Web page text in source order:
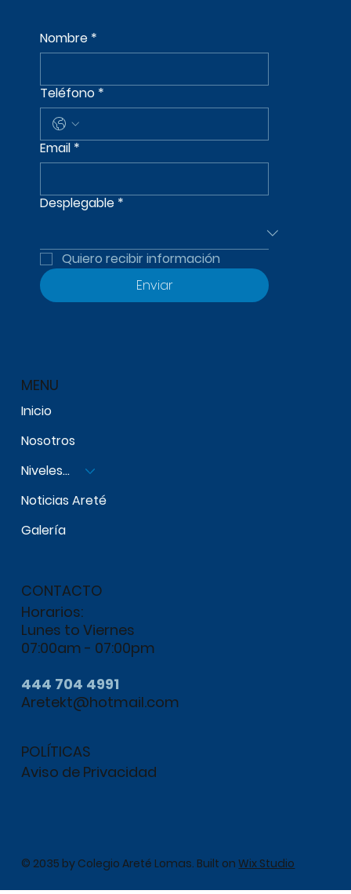
Nombre *
Teléfono *
Email *
Desplegable *
Quiero recibir información
Enviar
MENU
Inicio
Nosotros
Niveles Escolares
Noticias Areté
Galería
CONTACTO
Horarios:
Lunes to Viernes
07:00am - 07:00pm
444 704 4991
Aretekt@hotmail.com
POLÍTICAS
Aviso de Privacidad
© 2035 by Colegio Areté Lomas. Built onWix Studio